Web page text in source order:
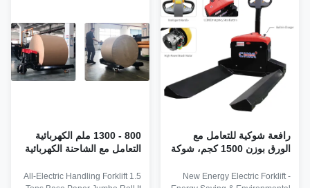
رافعة شوكية للتعامل مع
الورق بوزن 1500 كجم، شوكة
New Energy Electric Forklift -
800 - 1300 ملم الكهربائية
التعامل مع الشاحنة الكهربائية
الكهرباء الجامبو لفة
All-Electric Handling Forklift 1.5